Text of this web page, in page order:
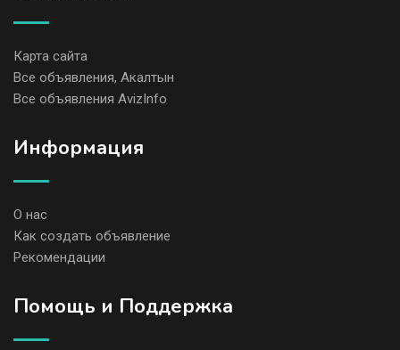
Карта сайта
Все объявления, Акалтын
Все объявления AvizInfo
Информация
О нас
Как создать объявление
Рекомендации
Помощь и Поддержка